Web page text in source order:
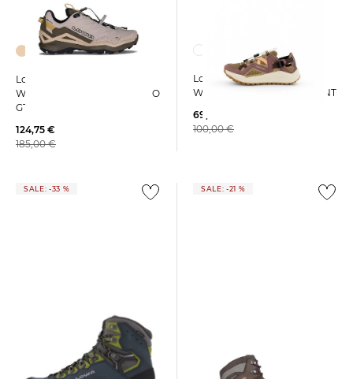
Lowa | Herren
Wanderschuhe MADDOX PRO
GTX SL LO
124,75 €
185,00 €
Lowa | Damen
Wanderschuhe KALOYA VENT
69,75 €
100,00 €
SALE: -33 % SALE: -21 %